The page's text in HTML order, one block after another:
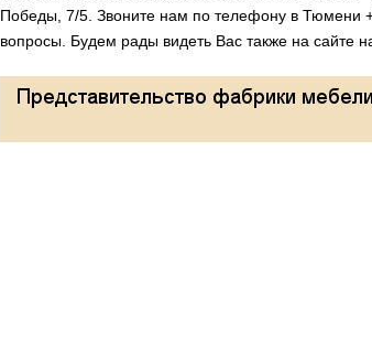
Победы, 7/5. Звоните нам по телефону в Тюмени
вопросы. Будем рады видеть Вас также на сайте